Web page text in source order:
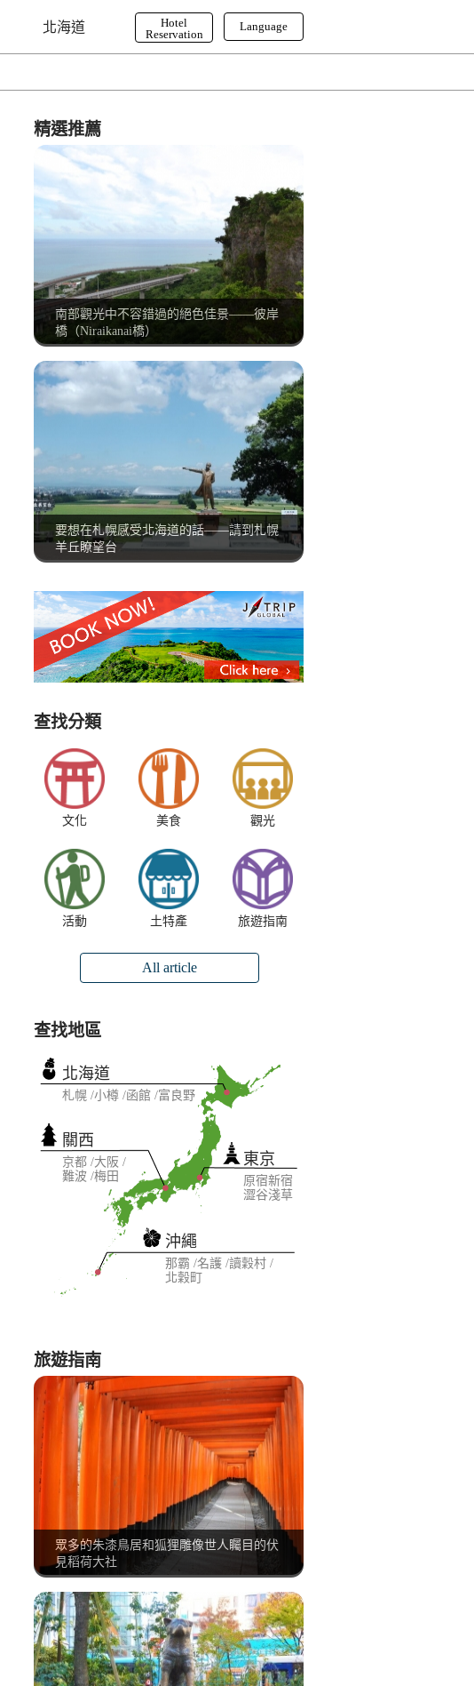
Language
English
Hotel
Reservation
北海道
精選推薦
南部觀光中不容錯過的絕色佳景——彼岸
橋（Niraikanai橋）
要想在札幌感受北海道的話——請到札幌
羊丘瞭望台
查找分類
文化 美食 觀光
活動 土特產 旅遊指南
All article
查找地區
東京
原宿新宿
澀谷淺草
關西
京都 大阪
難波 梅田
沖繩
那霸 名護 讀穀村
北穀町
北海道
札幌 小樽 函館 富良野
旅遊指南
眾多的朱漆鳥居和狐狸雕像世人矚目的伏
見稻荷大社